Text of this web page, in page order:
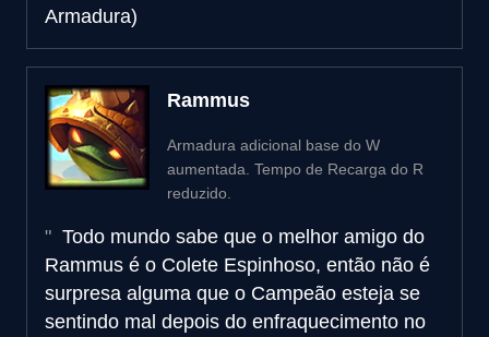
Armadura)
Rammus
Armadura adicional base do W
aumentada. Tempo de Recarga do R
reduzido.
Todo mundo sabe que o melhor amigo do
Rammus é o Colete Espinhoso, então não é
surpresa alguma que o Campeão esteja se
sentindo mal depois do enfraquecimento no